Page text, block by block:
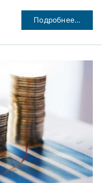
Подробнее…